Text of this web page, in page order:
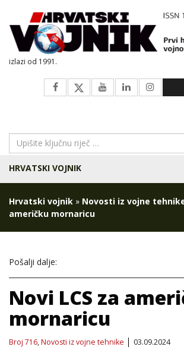
izlazi od 1991.
HRVATSKI VOJNIK
Hrvatski vojnik » Novosti iz vojne
američku mornaricu
Pošalji dalje:
Novi LCS za
mornaricu
Broj 716,Novosti iz vojne tehnike 03.09.2024